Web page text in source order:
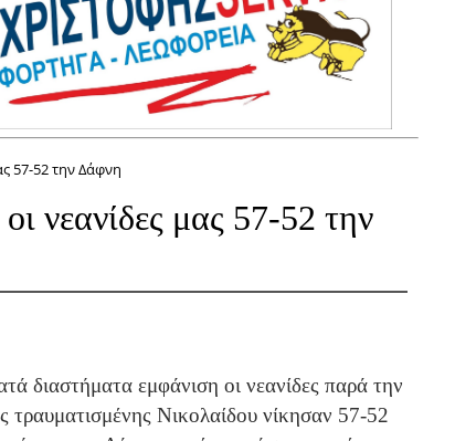
57-52 την Δάφνη
νεανίδες μας 57-52 την
διαστήματα εμφάνιση οι νεανίδες παρά την
τραυματισμένης Νικολαίδου νίκησαν 57-52